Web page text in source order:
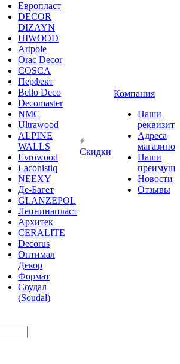
Европласт
DECOR
DIZAYN
HIWOOD
Artpole
Orac Decor
COSCA
Перфект
Bello Deco
Decomaster
NMС
Ultrawood
ALPINE
WALLS
Evrowood
Laconistiq
NEEXY
Де-Багет
GLANZEPOL
Лепнинапласт
Архитек
CERALITE
Decorus
Оптимал
Декор
Формат
Соудал
(Soudal)
Скидки
Компания
Наши
Адреса
магазинов
Наши
Новости
Отзывы